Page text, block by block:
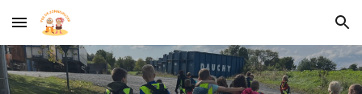
Skip to main content Skip to navigation